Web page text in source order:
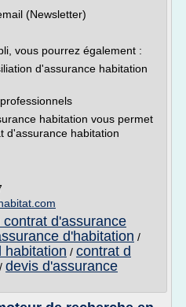
(Newsletter)
vous pourrez également :
d'assurance habitation
habitation vous permet
d'assurance habitation
contrat d'assurance
d'habitation /
habitation / contrat d
/ devis d'assurance